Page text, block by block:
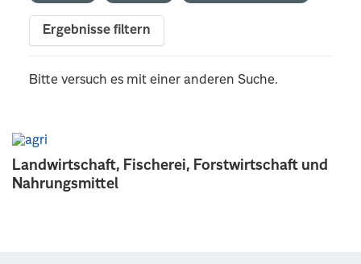
Landwirtschaft, Fischerei, Forstwirtschaft und
Nahrungsmittel
Ergebnisse filtern
Bitte versuch es mit einer anderen Suche.